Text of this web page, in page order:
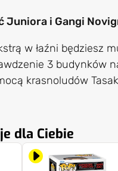
Juniora i Gangi
w łaźni będziesz
3 budynków
krasnoludów
dla Ciebie